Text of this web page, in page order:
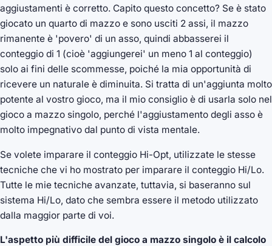
aggiustamenti è corretto. Capito questo concetto? Se è stato
giocato un quarto di mazzo e sono usciti 2 assi, il mazzo
rimanente è 'povero' di un asso, quindi abbasserei il
conteggio di 1 (cioè 'aggiungerei' un meno 1 al conteggio)
solo ai fini delle scommesse, poiché la mia opportunità di
ricevere un naturale è diminuita. Si tratta di un'aggiunta molto
potente al vostro gioco, ma il mio consiglio è di usarla solo nel
gioco a mazzo singolo, perché l'aggiustamento degli asso è
molto impegnativo dal punto di vista mentale.
Se volete imparare il conteggio Hi-Opt, utilizzate le stesse
tecniche che vi ho mostrato per imparare il conteggio Hi/Lo.
Tutte le mie tecniche avanzate, tuttavia, si baseranno sul
sistema Hi/Lo, dato che sembra essere il metodo utilizzato
dalla maggior parte di voi.
L'aspetto più difficile del gioco a mazzo singolo è il calcolo